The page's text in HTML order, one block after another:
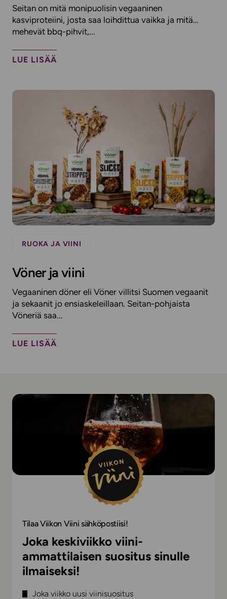
Seitan on mitä monipuolisin vegaaninen
kasviproteiini, josta saa loihdittua vaikka ja mitä…
mehevät bbq-pihvit,...
LUE LISÄÄ
RUOKA JA VIINI
Vöner ja viini
Vegaaninen döner eli Vöner villitsi Suomen vegaanit
ja sekaanit jo ensiaskeleillaan. Seitan-pohjaista
Vöneriä saa...
LUE LISÄÄ
Tilaa Viikon Viini sähköpostiisi!
Joka keskiviikko viini-
ammattilaisen suositus sinulle
ilmaiseksi!
Joka viikko uusi viinisuositus